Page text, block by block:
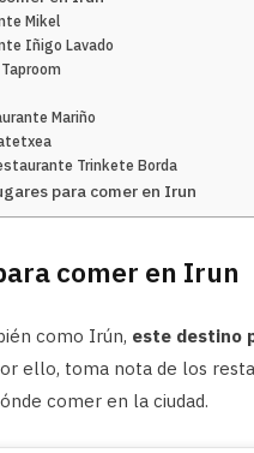
Mikel
Iñigo Lavado
Mariño
Trinkete Borda
para comer en Irun
comer en Irun
como Irún, este destino
ello, toma nota de los
comer en la ciudad.